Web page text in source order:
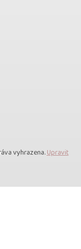
vyhrazena.Upravit